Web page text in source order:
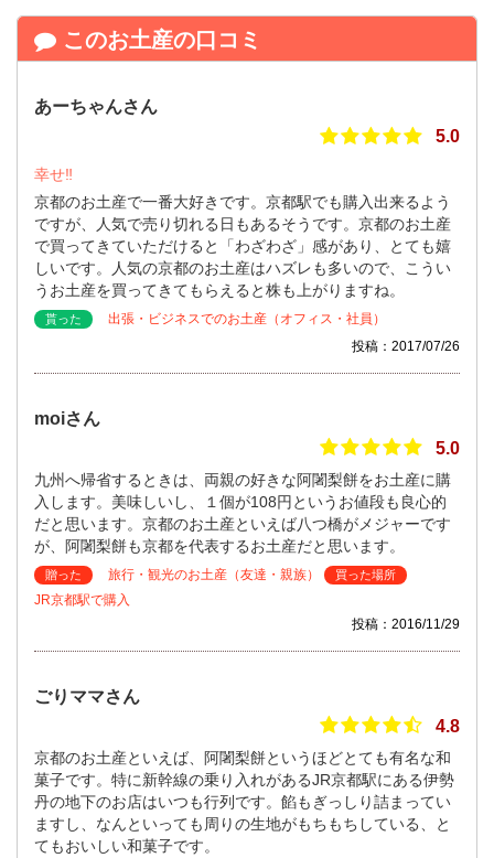
このお土産の口コミ
あーちゃんさん
5.0
幸せ‼︎
京都のお土産で一番大好きです。京都駅でも購入出来るよう
ですが、人気で売り切れる日もあるそうです。京都のお土産
で買ってきていただけると「わざわざ」感があり、とても嬉
しいです。人気の京都のお土産はハズレも多いので、こうい
うお土産を買ってきてもらえると株も上がりますね。
貰った
出張・ビジネスでのお土産（オフィス・社員）
投稿：2017/07/26
moiさん
5.0
九州へ帰省するときは、両親の好きな阿闍梨餅をお土産に購
入します。美味しいし、１個が108円というお値段も良心的
だと思います。京都のお土産といえば八つ橋がメジャーです
が、阿闍梨餅も京都を代表するお土産だと思います。
贈った 旅行・観光のお土産（友達・親族） 買った場所
JR京都駅で購入
投稿：2016/11/29
ごりママさん
4.8
京都のお土産といえば、阿闍梨餅というほどとても有名な和
菓子です。特に新幹線の乗り入れがあるJR京都駅にある伊勢
丹の地下のお店はいつも行列です。餡もぎっしり詰まってい
ますし、なんといっても周りの生地がもちもちしている、と
てもおいしい和菓子です。